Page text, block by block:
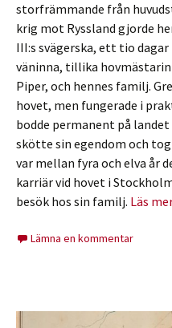
storfrämmande från
krig mot Ryssland gjorde
III:s svägerska, ett tio
väninna, tillika
Piper, och hennes familj.
hovet, men fungerade i
bodde permanent på
skötte sin egendom och
var mellan fyra och elva år
karriär vid hovet i
besök hos sin familj. Läs
Lämna en kommentar